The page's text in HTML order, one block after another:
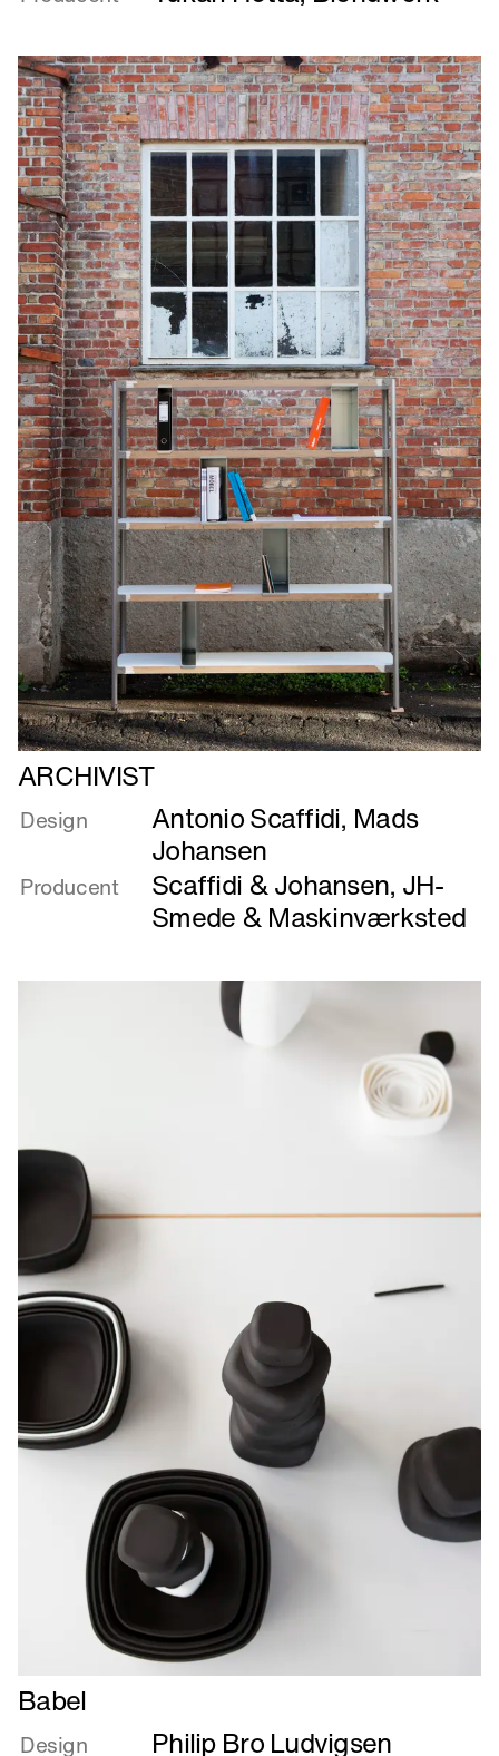
Læs
mere
om
ARCHIVIST
Design Antonio Scaffidi, Mads
Johansen
Producent Scaffidi & Johansen, JH-
Smede & Maskinværksted
Læs
mere
om
Babel
Design Philip Bro Ludvigsen